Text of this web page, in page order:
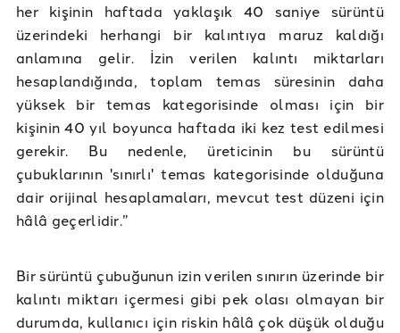
her kişinin haftada yaklaşık 40 saniye sürüntü
üzerindeki herhangi bir kalıntıya maruz kaldığı
anlamına gelir. İzin verilen kalıntı miktarları
hesaplandığında, toplam temas süresinin daha
yüksek bir temas kategorisinde olması için bir
kişinin 40 yıl boyunca haftada iki kez test edilmesi
gerekir. Bu nedenle, üreticinin bu sürüntü
çubuklarının 'sınırlı' temas kategorisinde olduğuna
dair orijinal hesaplamaları, mevcut test düzeni için
hâlâ geçerlidir.”
Bir sürüntü çubuğunun izin verilen sınırın üzerinde bir
kalıntı miktarı içermesi gibi pek olası olmayan bir
durumda, kullanıcı için riskin hâlâ çok düşük olduğu